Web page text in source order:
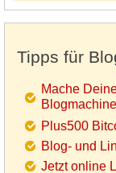
Tipps für
Mache
Plus500
Blog- und
Jetzt online